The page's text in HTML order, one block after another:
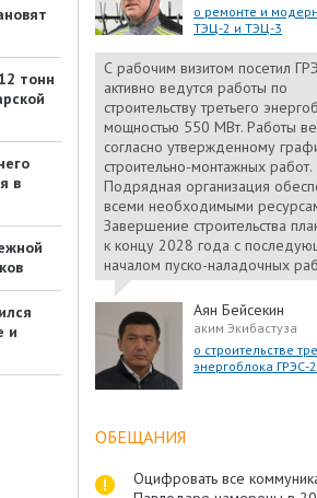
тонн
в
и
#sergadm 1 месяц назад
Спирт только по рецепту:
почему павлодарцы больше
могут купить этанол в
бредогенератор законов в
действии
#sergadm 2 месяца назад
Жителей Экибастуза
подземные толчки
1–3 балла: Очень слабые
колебания. Люди их не
(толчки фиксируют только
приборы), либо замечают
те, кто…
#sergadm 2 месяца назад
Иртыш-Успенка
Замечательная новость
о ремонте и
ТЭЦ-2 и ТЭЦ-3
С рабочим визитом посетил
активно ведутся работы по
строительству третьего
мощностью 550 МВт. Работы
согласно утвержденному
строительно-монтажных работ.
Подрядная организация
всеми необходимыми
Завершение строительства
к концу 2028 года с
началом пуско-наладочных
Аян Бейсекин
аким Экибастуза
о строительстве
энергоблока ГРЭС-2
ОБЕЩАНИЯ
Оцифровать все